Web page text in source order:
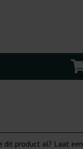
dit product al? Laat een